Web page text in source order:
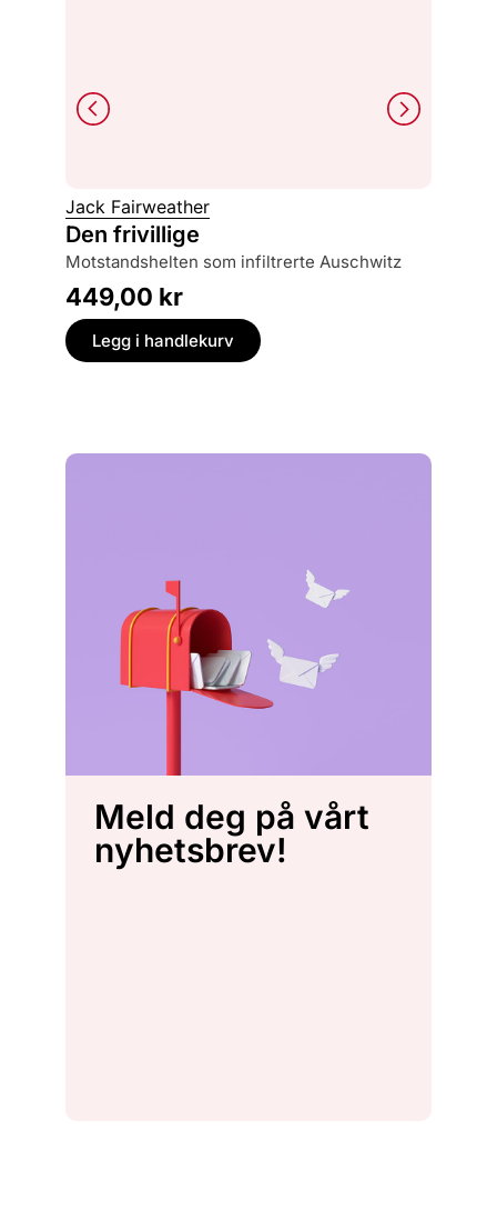
Jack Fairweather
Den frivillige
motstandshelten som infiltrerte Auschwitz
449,00 kr
Legg i handlekurv
Meld deg på vårt
nyhetsbrev!